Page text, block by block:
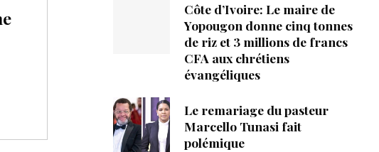
Côte d’Ivoire: Le maire de
Yopougon donne cinq tonnes
de riz et 3 millions de francs
CFA aux chrétiens
évangéliques
Le remariage du pasteur
Marcello Tunasi fait
polémique